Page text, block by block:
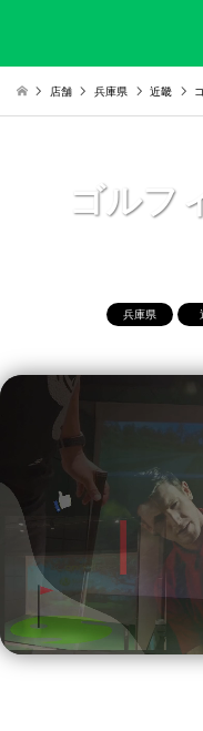
店舗 兵庫県 近畿
ゴルフ
兵庫県